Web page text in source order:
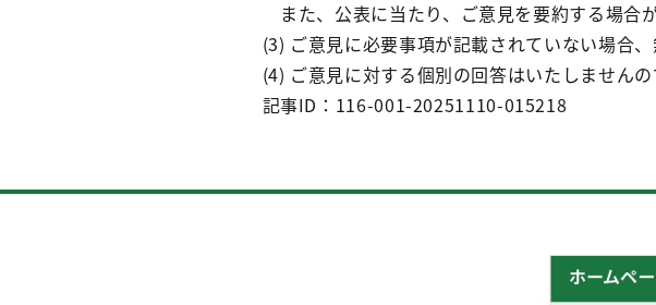
また、公表に当たり、ご意見を要約する場合が
(3) ご意見に必要事項が記載されていない場合
(4) ご意見に対する個別の回答はいたしません
記事ID：116-001-20251110-015218